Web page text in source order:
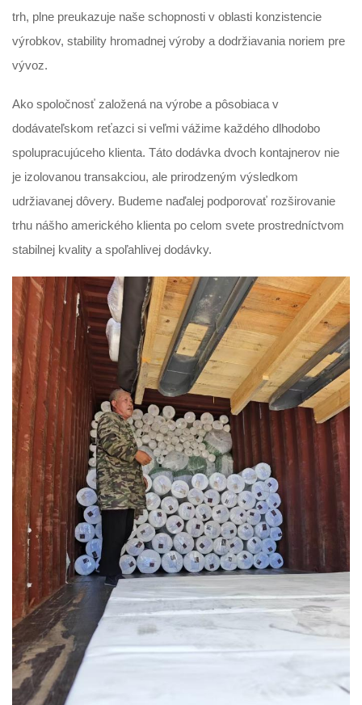
trh, plne preukazuje naše schopnosti v oblasti konzistencie
výrobkov, stability hromadnej výroby a dodržiavania noriem pre
vývoz.
Ako spoločnosť založená na výrobe a pôsobiaca v
dodávateľskom reťazci si veľmi vážime každého dlhodobo
spolupracujúceho klienta. Táto dodávka dvoch kontajnerov nie
je izolovanou transakciou, ale prirodzeným výsledkom
udržiavanej dôvery. Budeme naďalej podporovať rozširovanie
trhu nášho amerického klienta po celom svete prostredníctvom
stabilnej kvality a spoľahlivej dodávky.